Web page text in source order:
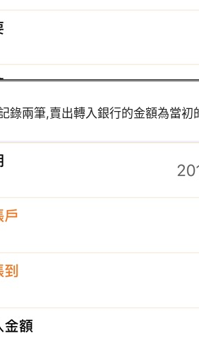
錄兩筆,賣出轉入銀行的金額為當